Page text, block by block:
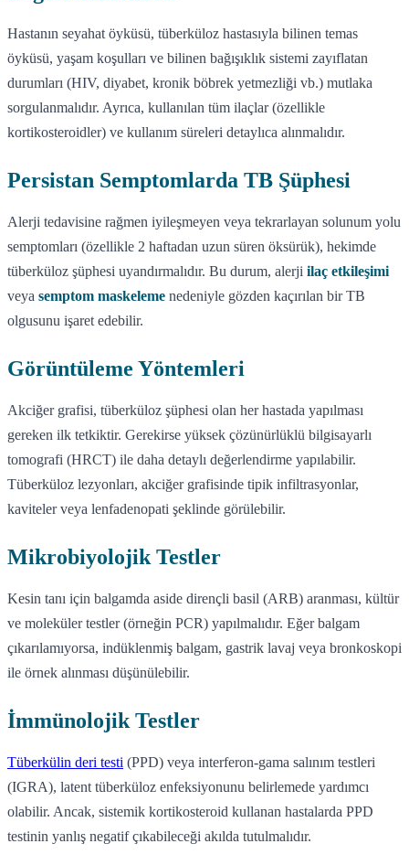
Hastanın seyahat öyküsü, tüberküloz hastasıyla bilinen temas
öyküsü, yaşam koşulları ve bilinen bağışıklık sistemi zayıflatan
durumları (HIV, diyabet, kronik böbrek yetmezliği vb.) mutlaka
sorgulanmalıdır. Ayrıca, kullanılan tüm ilaçlar (özellikle
kortikosteroidler) ve kullanım süreleri detaylıca alınmalıdır.
Persistan Semptomlarda TB Şüphesi
Alerji tedavisine rağmen iyileşmeyen veya tekrarlayan solunum yolu
semptomları (özellikle 2 haftadan uzun süren öksürük), hekimde
tüberküloz şüphesi uyandırmalıdır. Bu durum, alerji ilaç etkileşimi
veya semptom maskeleme nedeniyle gözden kaçırılan bir TB
olgusunu işaret edebilir.
Görüntüleme Yöntemleri
Akciğer grafisi, tüberküloz şüphesi olan her hastada yapılması
gereken ilk tetkiktir. Gerekirse yüksek çözünürlüklü bilgisayarlı
tomografi (HRCT) ile daha detaylı değerlendirme yapılabilir.
Tüberküloz lezyonları, akciğer grafisinde tipik infiltrasyonlar,
kaviteler veya lenfadenopati şeklinde görülebilir.
Mikrobiyolojik Testler
Kesin tanı için balgamda aside dirençli basil (ARB) aranması, kültür
ve moleküler testler (örneğin PCR) yapılmalıdır. Eğer balgam
çıkarılamıyorsa, indüklenmiş balgam, gastrik lavaj veya bronkoskopi
ile örnek alınması düşünülebilir.
İmmünolojik Testler
Tüberkülin deri testi (PPD) veya interferon-gama salınım testleri
(IGRA), latent tüberküloz enfeksiyonunu belirlemede yardımcı
olabilir. Ancak, sistemik kortikosteroid kullanan hastalarda PPD
testinin yanlış negatif çıkabileceği akılda tutulmalıdır.